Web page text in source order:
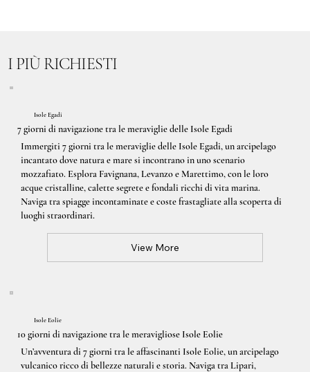
Isole Egadi
7 giorni di navigazione tra le meraviglie delle Isole Egadi
Immergiti 7 giorni tra le meraviglie delle Isole Egadi, un arcipelago
incantato dove natura e mare si incontrano in uno scenario
mozzafiato. Esplora Favignana, Levanzo e Marettimo, con le loro
acque cristalline, calette segrete e fondali ricchi di vita marina.
Naviga tra spiagge incontaminate e coste frastagliate alla scoperta di
luoghi straordinari.
View More
Isole Eolie
10 giorni di navigazione tra le meravigliose Isole Eolie
Un’avventura di 7 giorni tra le affascinanti Isole Eolie, un arcipelago
vulcanico ricco di bellezze naturali e storia. Naviga tra Lipari,
I PIÙ RICHIESTI